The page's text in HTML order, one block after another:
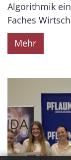
Algorithmik
Faches
Mehr